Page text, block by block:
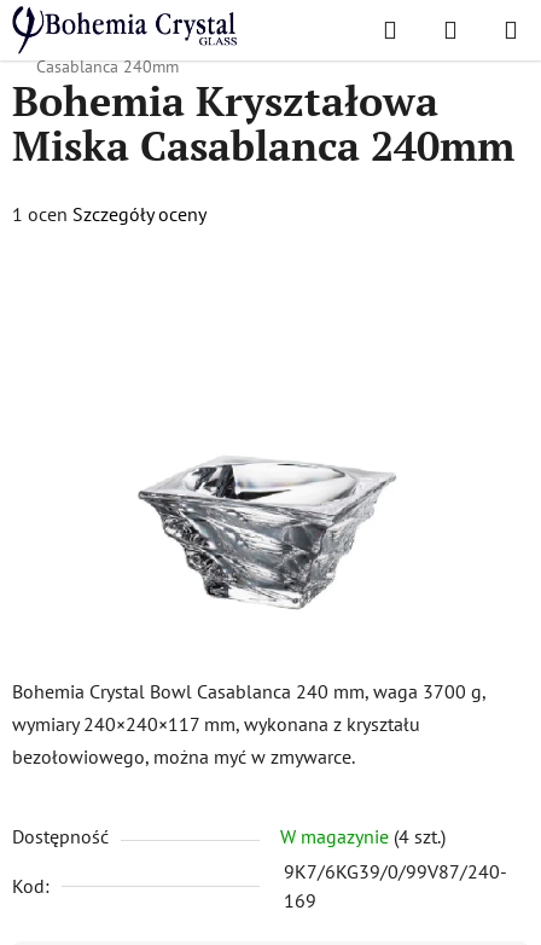
Przejść
do
treści
Szukaj KOSZYK
Home
/ Popularne kolekcje / Casablanka
Bohemia Kryształowa Miska
Casablanca 240mm
Bohemia Crystal Bowl Casablanca 240 mm, waga 3700 g,
wymiary 240×240×117 mm, wykonana z kryształu
bezołowiowego, można myć w zmywarce.
Dostępność W magazynie (4 szt.)
Kod:
9K7/6KG39/0/99V87/240-
169
Bohemia Kryształowa
Miska Casablanca 240mm
Średnia
1 ocen Szczegóły oceny